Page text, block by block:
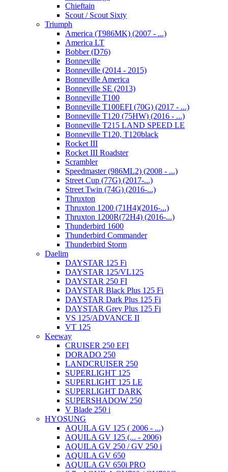
Chieftain
Scout / Scout Sixty
Triumph
America (T986MK) (2007 - ...)
America LT
Bobber (D76)
Bonneville
Bonneville (2014 - 2015)
Bonneville America
Bonneville SE (2013)
Bonneville T100
Bonneville T100EFI (70G) (2017 - ...)
Bonneville T120 (75HW) (2016 - ...)
Bonneville T215 LAND SPEED LE
Bonneville T120, T120black
Rocket III
Rocket III Roadster
Scrambler
Speedmaster (986ML2) (2008 - ...)
Street Cup (77G) (2017-...)
Street Twin (74G) (2016-...)
Thruxton
Thruxton 1200 (71H4)(2016-...)
Thruxton 1200R(72H4) (2016-...)
Thunderbird 1600
Thunderbird Commander
Thunderbird Storm
Daelim
DAYSTAR 125 Fi
DAYSTAR 125/VL125
DAYSTAR 250 FI
DAYSTAR Black Plus 125 Fi
DAYSTAR Dark Plus 125 Fi
DAYSTAR Grey Plus 125 Fi
VS 125/ADVANCE II
VT 125
Keeway
CRUISER 250 EFI
DORADO 250
LANDCRUISER 250
SUPERLIGHT 125
SUPERLIGHT 125 LE
SUPERLIGHT DARK
SUPERSHADOW 250
V Blade 250 i
HYOSUNG
AQUILA GV 125 ( 2006 - ...)
AQUILA GV 125 (... - 2006)
AQUILA GV 250 / GV 250 i
AQUILA GV 650
AQUILA GV 650i PRO